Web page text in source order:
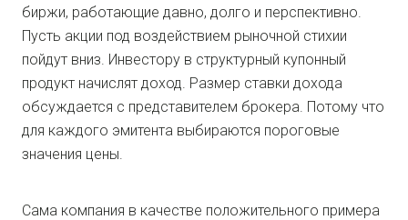
биржи, работающие давно, долго и перспективно.
Пусть акции под воздействием рыночной стихии
пойдут вниз. Инвестору в структурный купонный
продукт начислят доход. Размер ставки дохода
обсуждается с представителем брокера. Потому что
для каждого эмитента выбираются пороговые
значения цены.
Сама компания в качестве положительного примера